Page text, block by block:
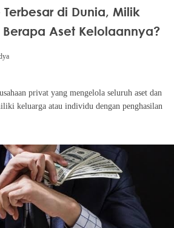
di Dunia, Milik
Aset Kelolaannya?
privat yang mengelola seluruh aset dan
keluarga atau individu dengan penghasilan